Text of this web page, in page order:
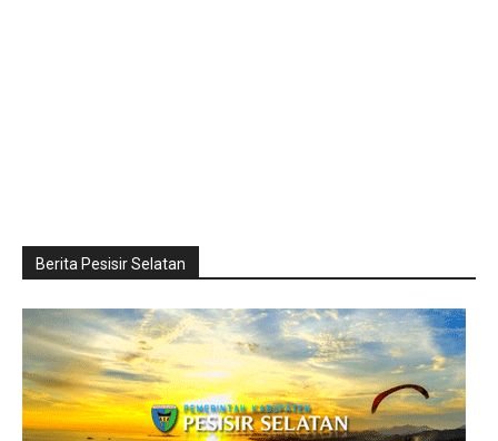
Berita Pesisir Selatan